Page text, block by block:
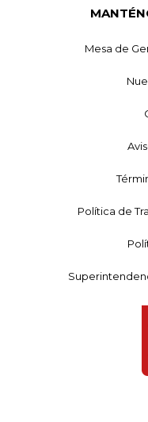
Mesa de
Política de